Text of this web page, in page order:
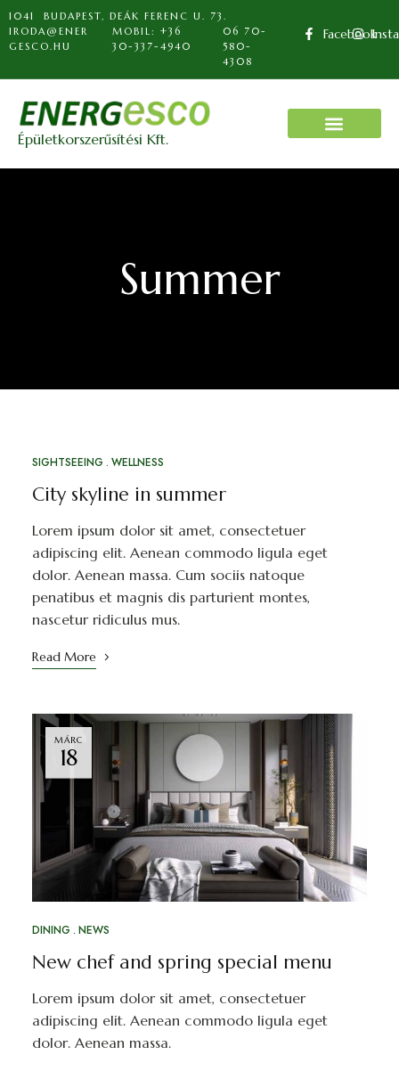
1041 BUDAPEST, DEÁK FERENC U. 73.
IRODA@ENER
GESCO.HU
MOBIL: +36
30-337-4940
06 70-
580-
4308
Facebook
Épületkorszerűsítési Kft.
Summer
MÁRC
SIGHTSEEING WELLNESS
City skyline in summer
Lorem ipsum dolor sit amet, consectetuer
adipiscing elit. Aenean commodo ligula eget
dolor. Aenean massa. Cum sociis natoque
penatibus et magnis dis parturient montes,
nascetur ridiculus mus.
Read More
MÁRC
18
DINING NEWS
New chef and spring special menu
Lorem ipsum dolor sit amet, consectetuer
adipiscing elit. Aenean commodo ligula eget
dolor. Aenean massa.